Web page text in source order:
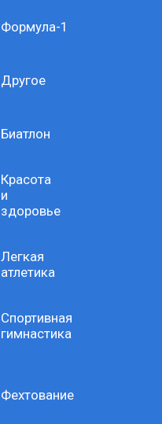
Формула-1
Другое
Биатлон
Красота
и
здоровье
Легкая
атлетика
Спортивная
гимнастика
Фехтование